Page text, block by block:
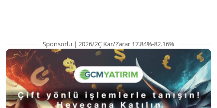
Sponsorlu | 2026/2Ç Kar/Zarar 17.84%-82.16%